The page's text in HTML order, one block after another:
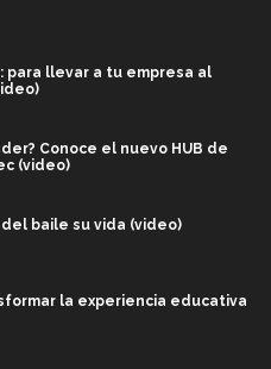
para llevar a tu empresa al
Conoce el nuevo HUB de
(video)
baile su vida (video)
la experiencia educativa